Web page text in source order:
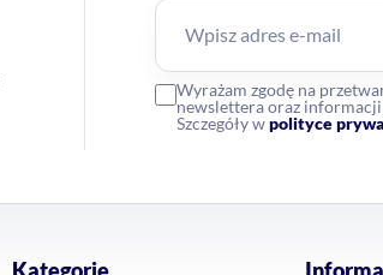
Wyrażam zgodę na
newslettera oraz
Szczegóły wpolityce
Kategorie